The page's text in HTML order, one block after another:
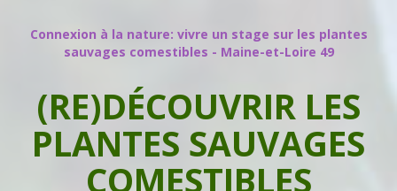
Connexion à la nature: vivre un stage sur les plantes
sauvages comestibles - Maine-et-Loire 49
(RE)DÉCOUVRIR LES
PLANTES SAUVAGES
COMESTIBLES